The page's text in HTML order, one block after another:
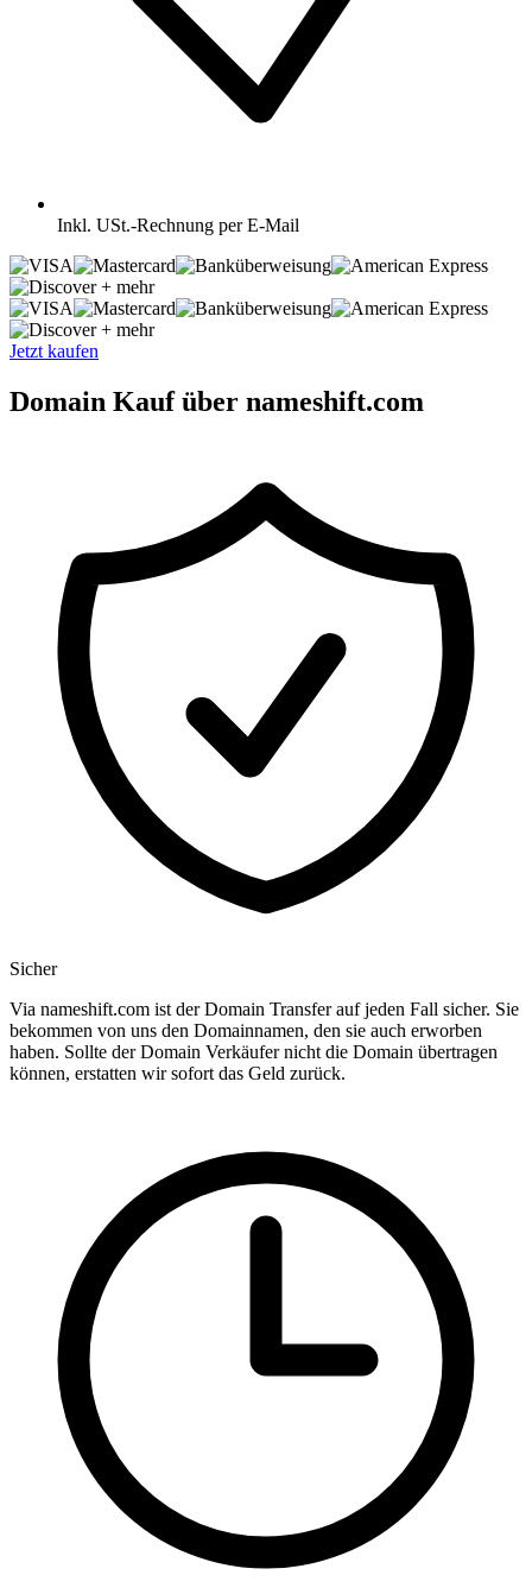
Inkl. USt.-Rechnung per E-Mail
+ mehr
+ mehr
Jetzt kaufen
Domain Kauf über nameshift.com
Sicher
Via nameshift.com ist der Domain Transfer auf jeden Fall sicher. Sie
bekommen von uns den Domainnamen, den sie auch erworben
haben. Sollte der Domain Verkäufer nicht die Domain übertragen
können, erstatten wir sofort das Geld zurück.